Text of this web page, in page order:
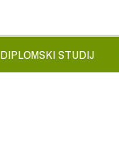
DIPLOMSKI STUDIJ